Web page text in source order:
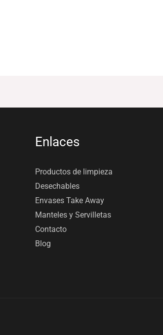
Enlaces
Productos de limpieza
Desechables
Envases Take Away
Manteles y Servilletas
Contacto
Blog